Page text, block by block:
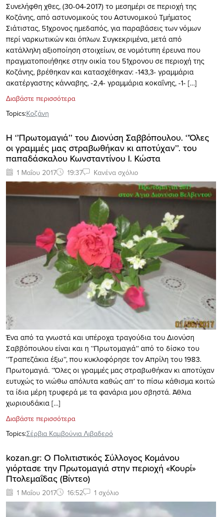
Συνελήφθη χθες, (30-04-2017) το μεσημέρι σε περιοχή της
Κοζάνης, από αστυνομικούς του Αστυνομικού Τμήματος
Σιάτιστας, 51χρονος ημεδαπός, για παραβάσεις των νόμων
περί ναρκωτικών και όπλων. Συγκεκριμένα, μετά από
κατάλληλη αξιοποίηση στοιχείων, σε νομότυπη έρευνα που
πραγματοποιήθηκε στην οικία του 51χρονου σε περιοχή της
Κοζάνης, βρέθηκαν και κατασχέθηκαν: -143,3- γραμμάρια
ακατέργαστης κάνναβης, -2,4- γραμμάρια κοκαΐνης, -1- […]
Διαβάστε περισσότερα
Topics:Κοζάνη
Η ‘’Πρωτομαγιά’’ του Διονύση Σαββόπουλου. ‘’Όλες
οι γραμμές μας στραβωθήκαν κι αποτύχαν’’. του
παπαδάσκαλου Κωνσταντίνου Ι. Κώστα
1 Μαΐου 2017 19:37 Κανένα σχόλιο
Ένα από τα γνωστά και υπέροχα τραγούδια του Διονύση
Σαββόπουλου είναι και η ‘’Πρωτομαγιά’’ από το δίσκο του
‘’Τραπεζάκια έξω’’, που κυκλοφόρησε τον Απρίλη του 1983.
Πρωτομαγιά. ‘’Όλες οι γραμμές μας στραβωθήκαν κι αποτύχαν
ευτυχώς το νιώθω απόλυτα καθώς απ’ το πίσω κάθισμα κοιτώ
τα ίδια μέρη τρυφερά με τα φανάρια μου σβηστά. Άθλια
χωριουδάκια […]
Διαβάστε περισσότερα
Topics:Σέρβια Καμβούνια Λιβαδερό
kozan.gr: Ο Πολιτιστικός Σύλλογος Κομάνου
γιόρτασε την Πρωτομαγιά στην περιοχή «Κουρί»
Πτολεμαΐδας (Βίντεο)
1 Μαΐου 2017 16:52 1 σχόλιο